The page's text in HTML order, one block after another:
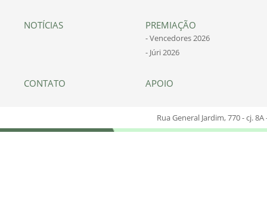
NOTÍCIAS PREMIAÇÃO
- Vencedores 2026
- Júri 2026
CONTATO APOIO
Rua General Jardim, 770 - cj.